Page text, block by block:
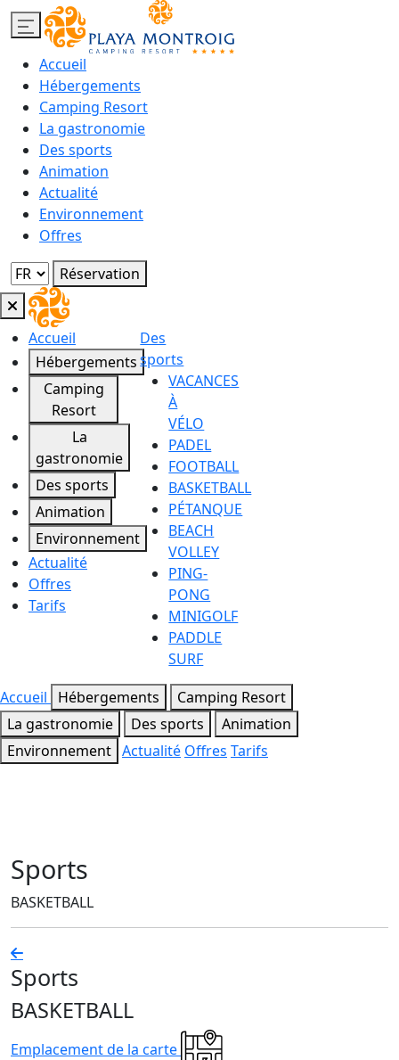
Accueil
Hébergements
Camping Resort
La gastronomie
Des sports
Animation
Actualité
Environnement
Offres
Réservation
Accueil
Hébergements
Camping
Resort
La
gastronomie
Des sports
Animation
Environnement
Actualité
Offres
Tarifs
Des
sports
VACANCES
À
VÉLO
PADEL
FOOTBALL
BASKETBALL
PÉTANQUE
BEACH
VOLLEY
PING-
PONG
MINIGOLF
PADDLE
SURF
Accueil
Hébergements
Camping Resort
La gastronomie
Des sports
Animation
Environnement Actualité Offres Tarifs
Sports
BASKETBALL
Sports
BASKETBALL
Emplacement de la carte